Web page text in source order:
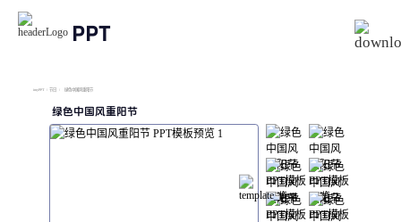
PPT
imyPPT / 节日 / 绿色中国风重阳节
绿色中国风重阳节